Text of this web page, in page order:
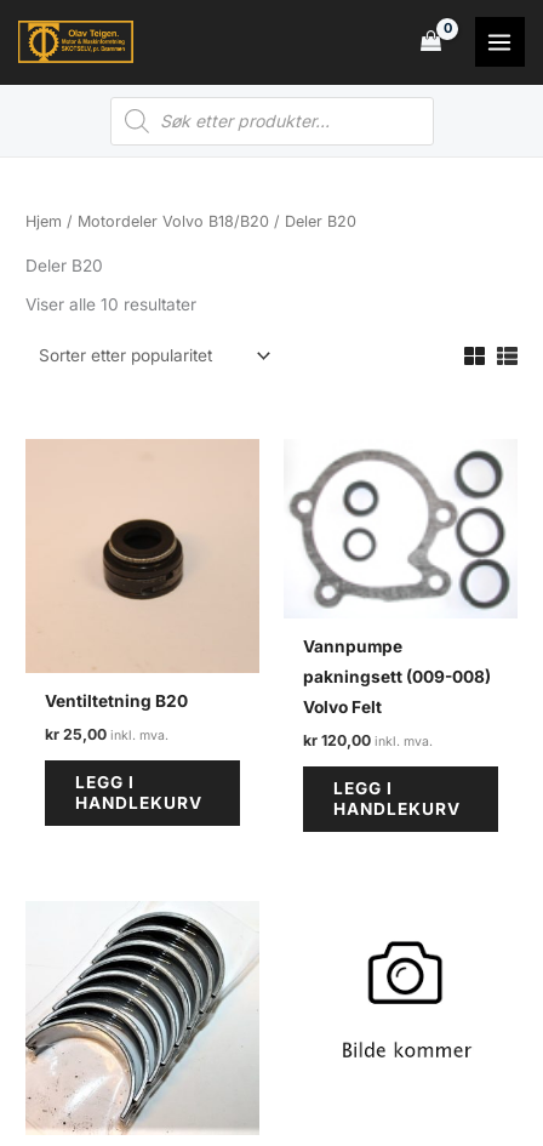
Products
search
Hjem / Motordeler Volvo B18/B20 / Deler B20
Deler B20
Viser alle 10 resultaterSortert
Ventiltetning B20
kr 25,00
LEGG I
HANDLEKURV
Vannpumpe
pakningsett (009-008)
Volvo Felt
kr 120,00
LEGG I
HANDLEKURV